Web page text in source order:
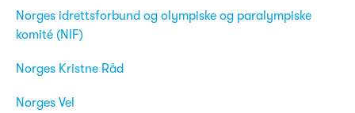
Norges idrettsforbund og olympiske og paralympiske
komité (NIF)
Norges Kristne Råd
Norges Vel